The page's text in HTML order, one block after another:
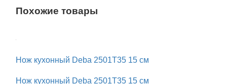
Похожие товары
Нож кухонный Deba 2501T35 15 см
Нож кухонный Deba 2501T35 15 см